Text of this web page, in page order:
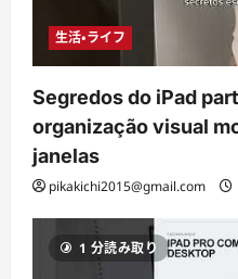
生活・ライフ
Segredos do iPad
organização visual
janelas
pikakichi2015@gmail.com
1 分読み取り